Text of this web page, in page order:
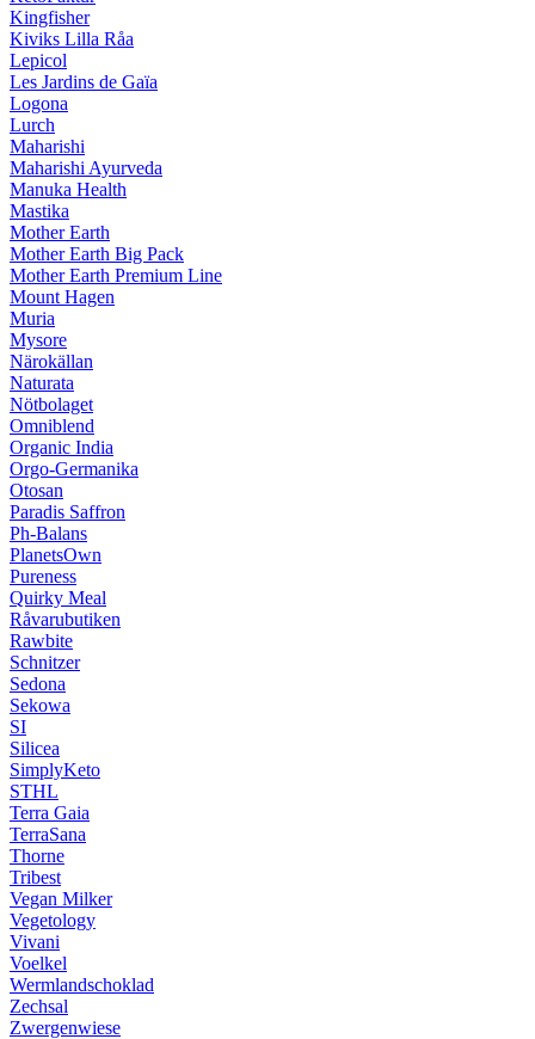
Kingfisher
Kiviks Lilla Råa
Lepicol
Les Jardins de Gaïa
Logona
Lurch
Maharishi
Maharishi Ayurveda
Manuka Health
Mastika
Mother Earth
Mother Earth Big Pack
Mother Earth Premium Line
Mount Hagen
Muria
Mysore
Närokällan
Naturata
Nötbolaget
Omniblend
Organic India
Orgo-Germanika
Otosan
Paradis Saffron
Ph-Balans
PlanetsOwn
Pureness
Quirky Meal
Råvarubutiken
Rawbite
Schnitzer
Sedona
Sekowa
SI
Silicea
SimplyKeto
STHL
Terra Gaia
TerraSana
Thorne
Tribest
Vegan Milker
Vegetology
Vivani
Voelkel
Wermlandschoklad
Zechsal
Zwergenwiese